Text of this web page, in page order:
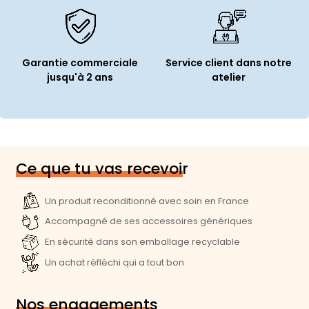
Langue du clavier :
Authentification biométrique :
Touch ID
Connectivité
Norme Bluetooth : Bluetooth 5.3
Prise audio : 1
Webcam : Oui (FaceTime HD)
Haut parleur(s) :
Stéréo (Dolby Atmos)
Garantie commerciale
jusqu'à 2 ans
Service client dans notre
atelier
Ce que tu vas recevoir
Un produit reconditionné avec soin en France
Accompagné de ses accessoires génériques
En sécurité dans son emballage recyclable
Un achat réfléchi qui a tout bon
Nos engagements